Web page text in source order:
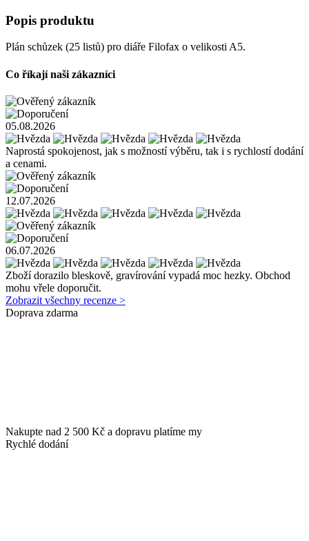
Popis produktu
Plán schůzek (25 listů) pro diáře Filofax o velikosti A5.
Co říkají naši zákazníci
05.08.2026
Naprostá spokojenost, jak s možností výběru, tak i s rychlostí dodání
a cenami.
12.07.2026
06.07.2026
Zboží dorazilo bleskově, gravírování vypadá moc hezky. Obchod
mohu vřele doporučit.
Zobrazit všechny recenze >
Doprava zdarma
Nakupte nad 2 500 Kč a dopravu platíme my
Rychlé dodání